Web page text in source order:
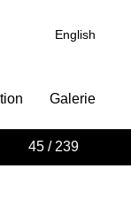
English
Galerie
45 / 239